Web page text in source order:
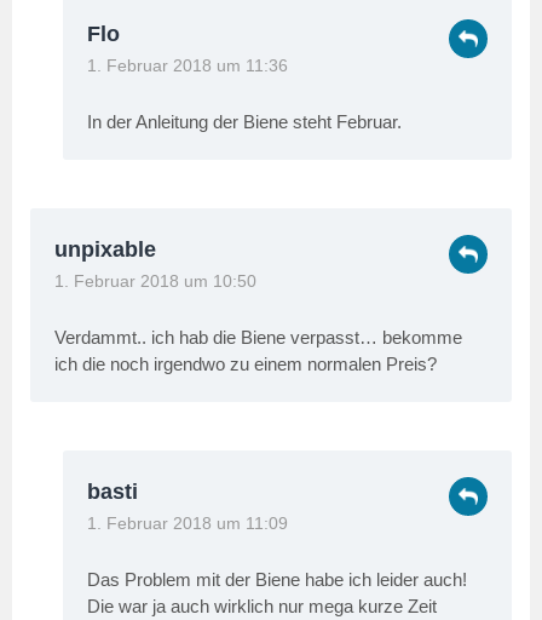
Flo
1. Februar 2018 um 11:36
In der Anleitung der Biene steht Februar.
unpixable
1. Februar 2018 um 10:50
Verdammt.. ich hab die Biene verpasst… bekomme
ich die noch irgendwo zu einem normalen Preis?
basti
1. Februar 2018 um 11:09
Das Problem mit der Biene habe ich leider auch!
Die war ja auch wirklich nur mega kurze Zeit